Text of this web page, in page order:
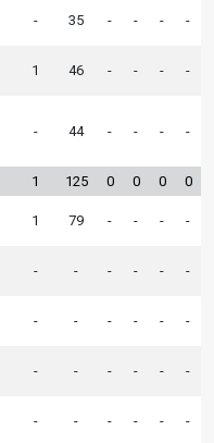
- 35 - - - -
1 46 - - - -
- 44 - - - -
1 125 0 0 0 0
1 79 - - - -
- - - - - -
- - - - - -
- - - - - -
- - - - - -